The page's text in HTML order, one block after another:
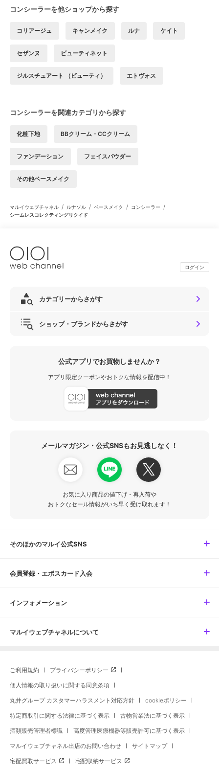
コンシーラーを他ショップから探す
コリアージュ キャンメイク ルナ ケイト
セザンヌ ビューティネット
ジルスチュアート （ビューティ） エトヴォス
コンシーラーを関連カテゴリから探す
化粧下地 BBクリーム・CCクリーム
ファンデーション フェイスパウダー
その他ベースメイク
マルイウェブチャネル / ルナソル / ベースメイク / コンシーラー /
シームレスコレクティングリクイド
ログイン
カテゴリーからさがす
ショップ・ブランドからさがす
公式アプリでお買物しませんか？
アプリ限定クーポンやおトクな情報を配信中！
メールマガジン・公式SNSもお見逃しなく！
お気に入り商品の値下げ・再入荷や
おトクなセール情報がいち早く受け取れます！
そのほかのマルイ公式SNS
会員登録・エポスカード入会
インフォメーション
マルイウェブチャネルについて
ご利用規約 プライバシーポリシー
個人情報の取り扱いに関する同意条項
丸井グループ カスタマーハラスメント対応方針 cookieポリシー
特定商取引に関する法律に基づく表示 古物営業法に基づく表示
酒類販売管理者標識 高度管理医療機器等販売許可に基づく表示
マルイウェブチャネル出店のお問い合わせ サイトマップ
宅配買取サービス 宅配収納サービス